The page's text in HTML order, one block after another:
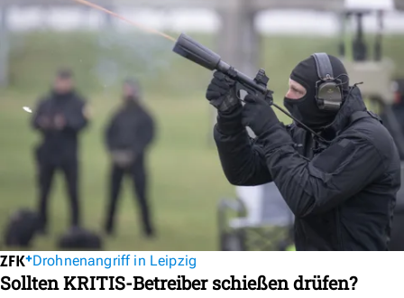
Drohnenangriff in Leipzig
Sollten KRITIS-Betreiber schießen drüfen?